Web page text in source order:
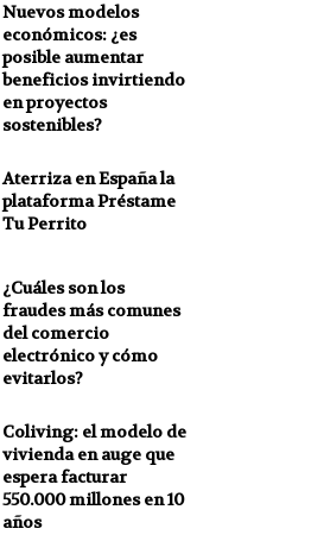
Nuevos modelos
económicos: ¿es
posible aumentar
beneficios invirtiendo
en proyectos
sostenibles?
Aterriza en España la
plataforma Préstame
Tu Perrito
¿Cuáles son los
fraudes más comunes
del comercio
electrónico y cómo
evitarlos?
Coliving: el modelo de
vivienda en auge que
espera facturar
550.000 millones en 10
años